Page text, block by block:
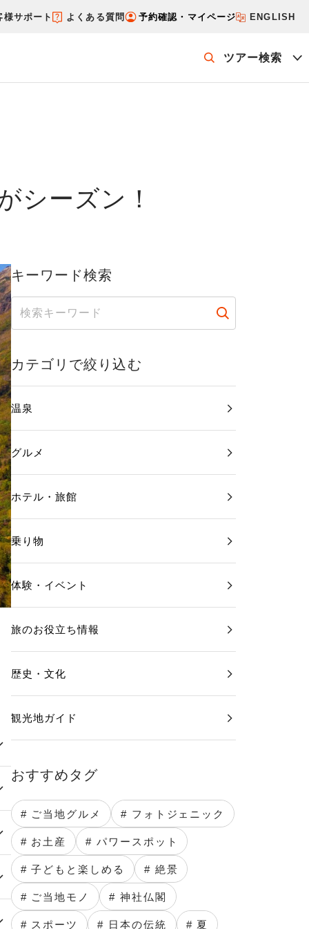
様サポート よくある質問 予約確認・マイページ ENGLISH
ツアー検索
シーズン！
キーワード検索
カテゴリで絞り込む
温泉
グルメ
ホテル・旅館
乗り物
体験・イベント
旅のお役立ち情報
歴史・文化
観光地ガイド
おすすめタグ
# ご当地グルメ # フォトジェニック
# お土産 # パワースポット
# 子どもと楽しめる # 絶景
# ご当地モノ # 神社仏閣
# スポーツ # 日本の伝統 # 夏